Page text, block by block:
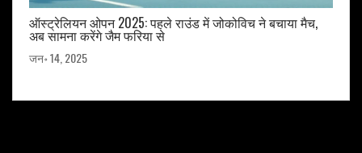
ऑस्ट्रेलियन ओपन 2025: पहले राउंड में जोकोविच ने बचाया मैच,
अब सामना करेंगे जैम फरिया से
जन॰ 14, 2025